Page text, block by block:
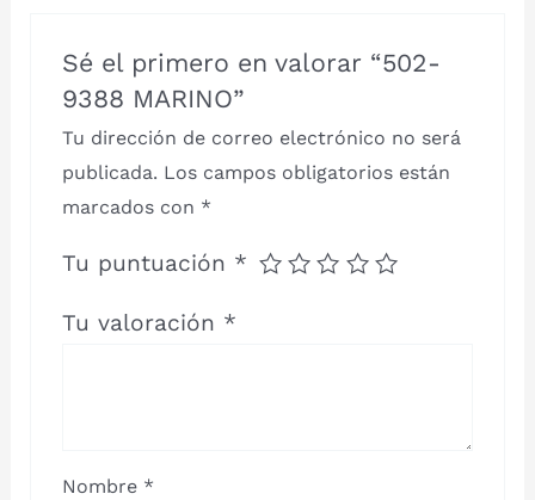
Sé el primero en valorar “502-
9388 MARINO”
Tu dirección de correo electrónico no será
publicada. Los campos obligatorios están
marcados con *
Tu puntuación *
Tu valoración *
Nombre *